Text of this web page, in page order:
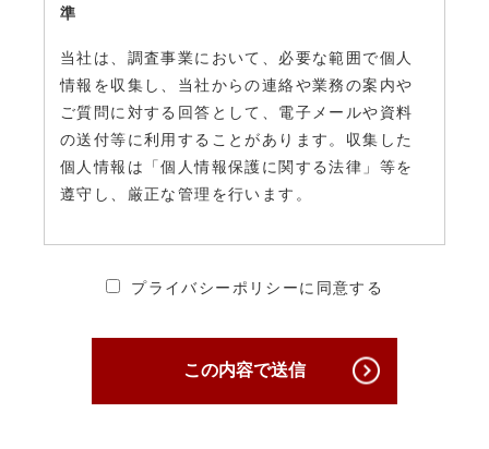
準
当社は、調査事業において、必要な範囲で個人
情報を収集し、当社からの連絡や業務の案内や
ご質問に対する回答として、電子メールや資料
の送付等に利用することがあります。収集した
個人情報は「個人情報保護に関する法律」等を
遵守し、厳正な管理を行います。
の紛失、破壊、改ざん及び漏えいを防ぐため、
必要かつ適切な安全管理対策を講じ、厳正な管
プライバシーポリシーに同意する
この内容で送信